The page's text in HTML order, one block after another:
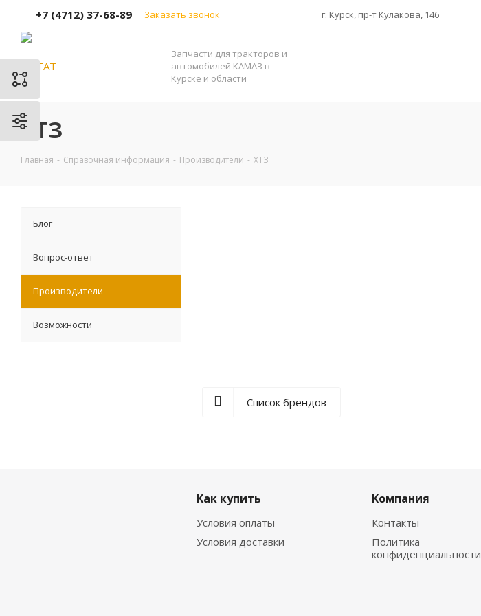
+7 (4712) 37-68-89 Заказать звонок г. Курск, пр-т Кулакова, 146
Запчасти для тракторов и
автомобилей КАМАЗ в
Курске и области
ХТЗ
Главная - Справочная информация - Производители - ХТЗ
Список брендов
Блог
Вопрос-ответ
Производители
Возможности
Как купить
Условия оплаты
Условия доставки
Компания
Контакты
Политика
конфиденциальности